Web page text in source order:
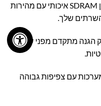
זיכרון SDRAM איכותי עם מהירות
הגנה מתקדם מפני שגיאות
עם צפיפות גבוהה